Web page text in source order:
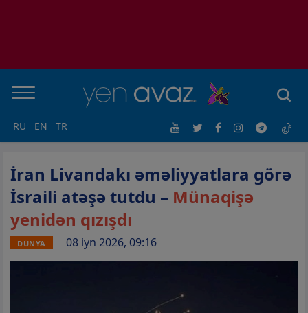
RU EN TR
İran Livandakı əməliyyatlara görə
İsraili atəşə tutdu – Münaqişə
yenidən qızışdı
DÜNYA 08 iyn 2026, 09:16